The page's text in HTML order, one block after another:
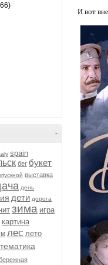
-
spain
бег букет
выставка
день
дети дорога
зима игра
картина
лес лето
И вот